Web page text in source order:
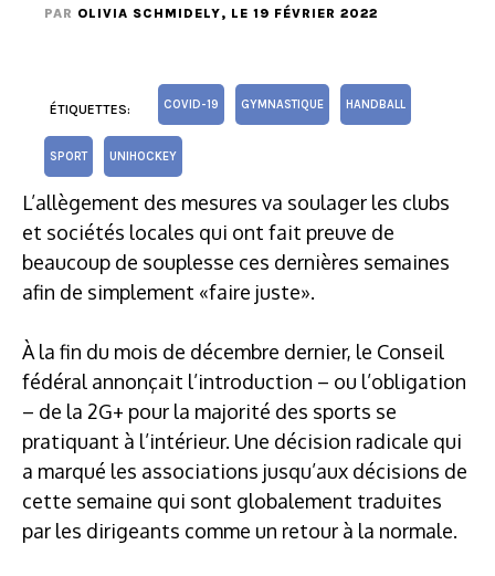
PAR OLIVIA SCHMIDELY, LE 19 FÉVRIER 2022
ÉTIQUETTES: COVID-19 GYMNASTIQUE HANDBALL
SPORT UNIHOCKEY
L’allègement des mesures va soulager les clubs
et sociétés locales qui ont fait preuve de
beaucoup de souplesse ces dernières semaines
afin de simplement «faire juste».
À la fin du mois de décembre dernier, le Conseil
fédéral annonçait l’introduction – ou l’obligation
– de la 2G+ pour la majorité des sports se
pratiquant à l’intérieur. Une décision radicale qui
a marqué les associations jusqu’aux décisions de
cette semaine qui sont globalement traduites
par les dirigeants comme un retour à la normale.